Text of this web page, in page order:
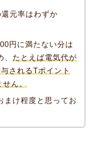
元率はわずか
円に満たない分は
たとえば電気代が
されるTポイント
ん。
まけ程度と思ってお